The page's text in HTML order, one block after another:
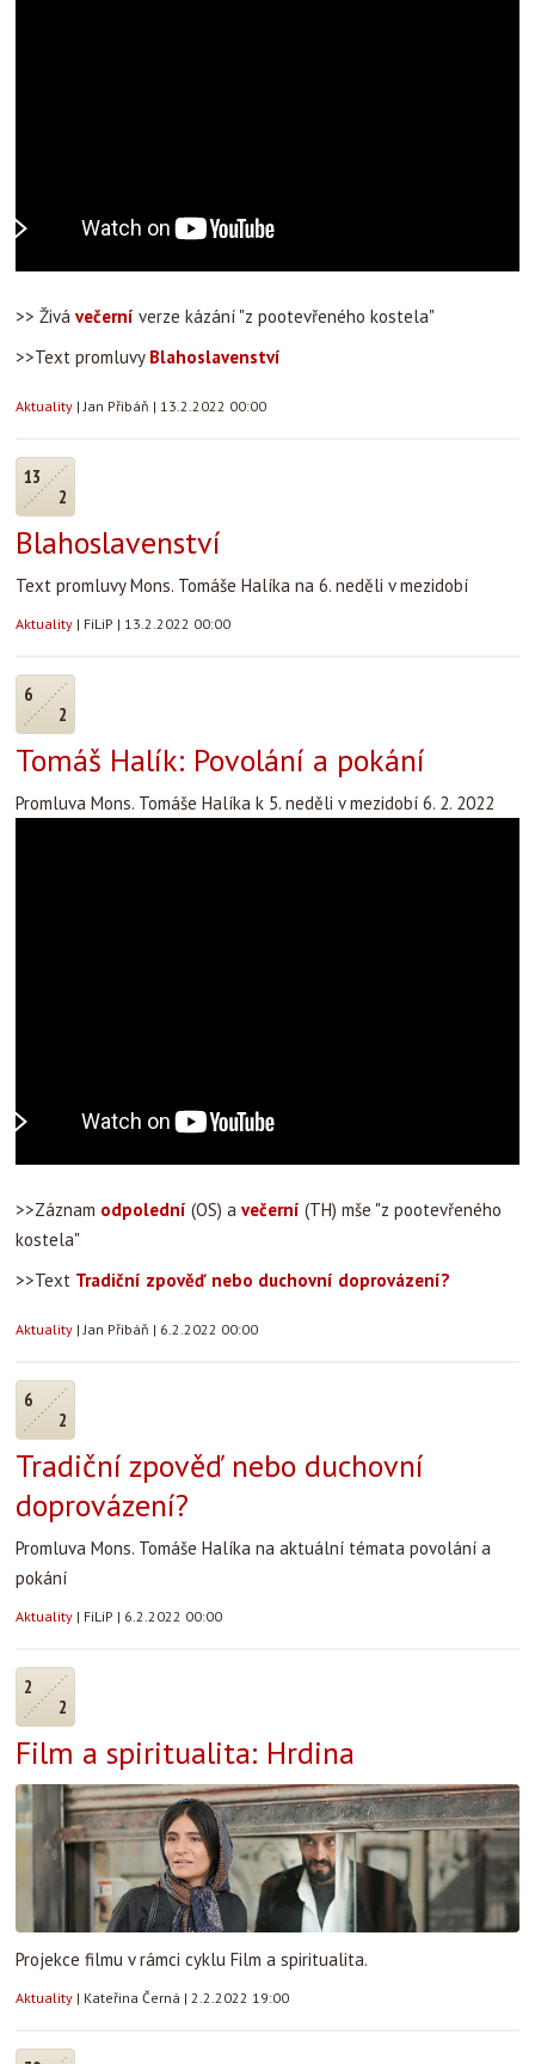
>> Živá večerní verze kázání "z pootevřeného kostela"
>>Text promluvy Blahoslavenství
Aktuality |Jan Přibáň | 13.2.2022 00:00
13
2
Blahoslavenství
Text promluvy Mons. Tomáše Halíka na 6. neděli v mezidobí
Aktuality | FiLiP | 13.2.2022 00:00
6
2
Tomáš Halík: Povolání a pokání
Promluva Mons. Tomáše Halíka k 5. neděli v mezidobí 6. 2. 2022
>>Záznam odpolední (OS) a večerní (TH) mše "z pootevřeného
kostela"
>>Text Tradiční zpověď nebo duchovní doprovázení?
Aktuality |Jan Přibáň | 6.2.2022 00:00
6
2
Tradiční zpověď nebo duchovní
doprovázení?
Promluva Mons. Tomáše Halíka na aktuální témata povolání a
pokání
Aktuality | FiLiP | 6.2.2022 00:00
2
2
Film a spiritualita: Hrdina
Projekce filmu v rámci cyklu Film a spiritualita.
Aktuality | Kateřina Černá | 2.2.2022 19:00